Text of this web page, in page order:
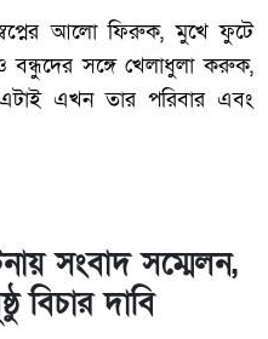
আলো ফিরুক, মুখে ফুটে
সঙ্গে খেলাধুলা করুক,
এখন তার পরিবার এবং
সংবাদ সম্মেলন,
বিচার দাবি